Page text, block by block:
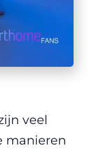
veel
manieren